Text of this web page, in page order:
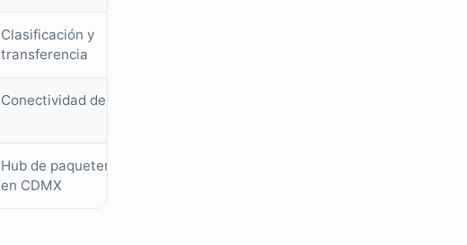
Clasificación y
transferencia
Conectividad de red
Hub de paquetería
en CDMX